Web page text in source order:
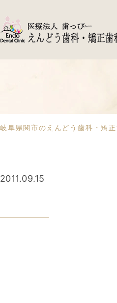
岐阜県関市のえんどう歯科・矯
2011.09.15